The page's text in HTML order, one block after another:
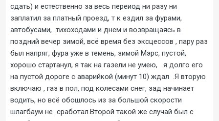
сдать) и естественно за весь переиод ни разу ни
заплатил за платный проезд, т к ездил за фурами,
автобусами, тихоходами и днем и возвращаясь в
поздний вечер зимой, всё время без эксцессов , пару раз
был напряг, фура уже в темень, зимой Мэрс, пустой,
хорошо стартанул, я так на газели не умею, я долго его
на пустой дороге с аварийкой (минут 10) ждал .Я вторую
включаю , газ в пол, под колесами снег, зад начинает
водить, но всё обошлось из за большой скорости
шлагбаум не сработал.Второй такой же случай был с